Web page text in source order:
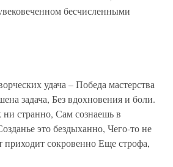
бесчисленными
удача – Победа мастерства
задача, Без вдохновения и боли.
ни странно, Сам сознаешь в
это бездыханно, Чего-то не
приходит сокровенно Еще строфа,